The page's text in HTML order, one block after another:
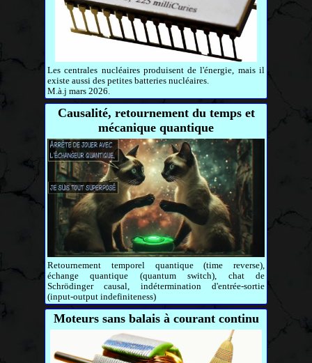
Les centrales nucléaires produisent de l'énergie, mais il
existe aussi des petites batteries nucléaires.
M.à.j mars 2026.
Causalité, retournement du temps et
mécanique quantique
Retournement temporel quantique (time reverse),
échange quantique (quantum switch), chat de
Schrödinger causal, indétermination d'entrée-sortie
(input-output indefiniteness)
Moteurs sans balais à courant continu